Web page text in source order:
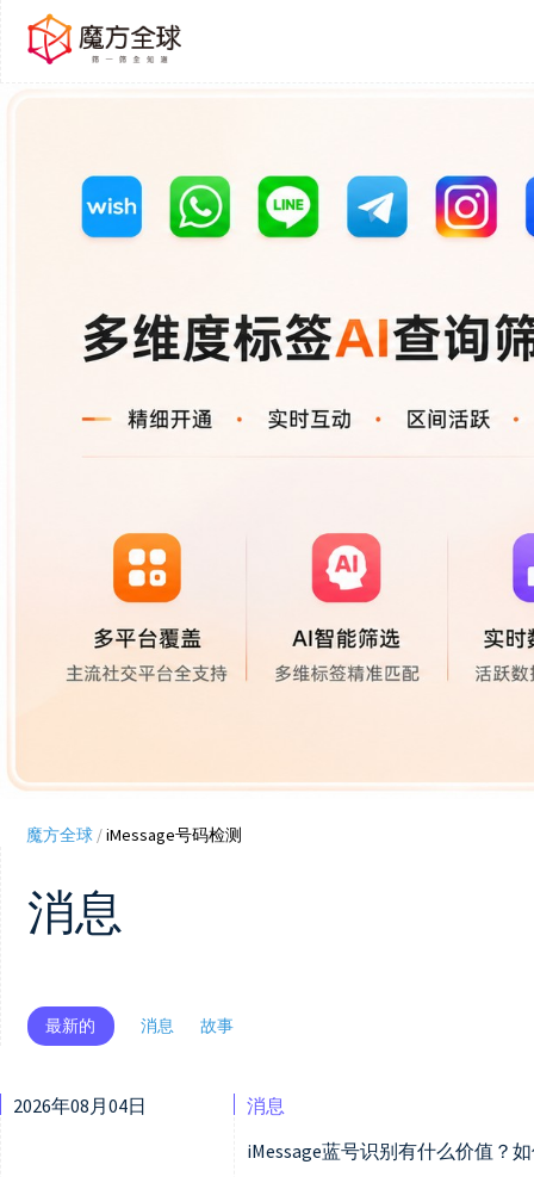
魔方全球/iMessage号码检测
消息
最新的 消息 故事
2026年08月04日
消息
iMessage蓝号识别有什么价值？